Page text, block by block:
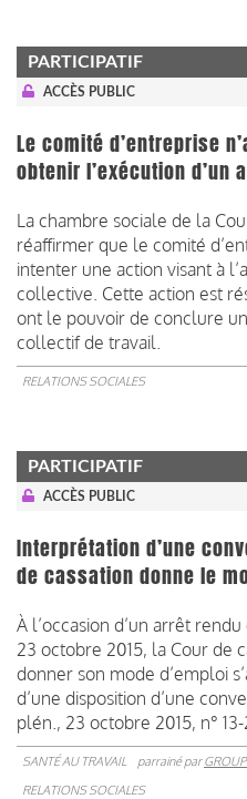
PARTICIPATIF
ACCÈS PUBLIC
Le comité d’entreprise
obtenir l’exécution d’un
La chambre sociale de la
réaffirmer que le comité
intenter une action visant à
collective. Cette action est
ont le pouvoir de conclure
collectif de travail.
RELATIONS SOCIALES
PARTICIPATIF
ACCÈS PUBLIC
Interprétation d’une
de cassation donne le
À l’occasion d’un arrêt
23 octobre 2015, la Cour de
donner son mode d’emploi
d’une disposition d’une
plén., 23 octobre 2015, n° 13-
SANTÉ AU TRAVAIL parrainé par
RELATIONS SOCIALES